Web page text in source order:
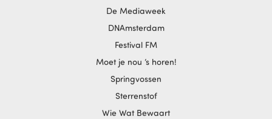
De Mediaweek
DNAmsterdam
Festival FM
Moet je nou ‘s horen!
Springvossen
Sterrenstof
Wie Wat Bewaart